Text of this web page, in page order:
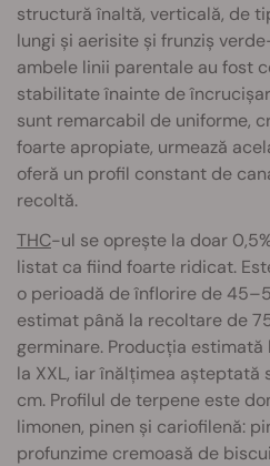
structură înaltă, verticală, de
lungi și aerisite și frunziș
ambele linii parentale au fost
stabilitate înainte de
sunt remarcabil de uniforme,
foarte apropiate, urmează
oferă un profil constant de
recoltă.
THC-ul se oprește la doar
listat ca fiind foarte ridicat.
o perioadă de înflorire de
estimat până la recoltare de
germinare. Producția
la XXL, iar înălțimea așteptată
cm. Profilul de terpene este
limonen, pinen și cariofilenă:
profunzime cremoasă de